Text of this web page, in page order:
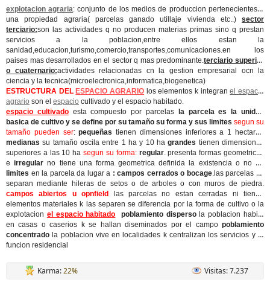
explotacion agraria: conjunto de los medios de produccion pertenecientes a
una propiedad agraria( parcelas ganado utillaje vivienda etc..) sector
terciario:son las actividades q no producen materias primas sino q prestan
servicios a la poblacion,entre ellos estan la
sanidad,educacion,turismo,comercio,transportes,comunicaciones.en los
paises mas desarrollados en el sector q mas predominante.terciario superior
o cuaternario:actividades relacionadas cn la gestion empresarial ocn la
ciencia y la tecnica(microelectronica,informatica,biogenetica)
ESTRUCTURA DEL ESPACIO AGRARIO los elementos k integranel espacio
agrario son el espacio cultivado y el espacio habitado.
espacio cultivadoesta compuesto por parcelas
la parcela es la unidad
basica de cultivo y se define por su tamaño su forma y sus limites segun su
tamaño pueden ser:pequeñastienen dimensiones inferiores a 1 hectarea
medianassu tamaño oscila entre 1 ha y 10 hagrandes tienen dimensiones
superiores a las 10 hasegun su forma: regular. presenta formas geometricas
e irregularno tiene una forma geometrica definida la existencia o no de
limites en la parcela da lugar a : campos cerrados o bocage.las parcelas se
separan mediante hileras de setos o de arboles o con muros de piedra.
campos abiertos u opnfield
las parcelas no estan cerradas ni tienen
elementos materiales k las separen se diferencia por la forma de cultivo o la
explotacion el espacio habitado poblamiento dispersola poblacion habita
en casas o caserios k se hallan diseminados por el campo poblamiento
concentrado la poblacion vive en localidades k centralizan los servicios y la
funcion residencial
Karma:22% Visitas: 7.237